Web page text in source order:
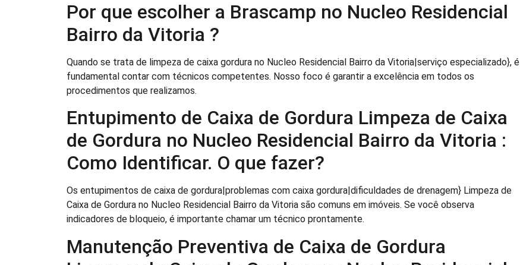
Por que escolher a Brascamp no Nucleo Residencial
Bairro da Vitoria ?
Quando se trata de limpeza de caixa gordura no Nucleo Residencial Bairro da Vitoria|serviço especializado}, é
fundamental contar com técnicos competentes. Nosso foco é garantir a excelência em todos os
procedimentos que realizamos.
Entupimento de Caixa de Gordura Limpeza de Caixa
de Gordura no Nucleo Residencial Bairro da Vitoria :
Como Identificar. O que fazer?
Os entupimentos de caixa de gordura|problemas com caixa gordura|dificuldades de drenagem} Limpeza de
Caixa de Gordura no Nucleo Residencial Bairro da Vitoria são comuns em imóveis. Se você observa
indicadores de bloqueio, é importante chamar um técnico prontamente.
Manutenção Preventiva de Caixa de Gordura